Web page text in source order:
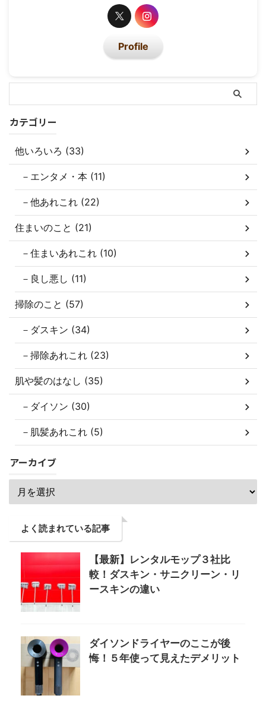
Profile
カテゴリー
他いろいろ (33)
－エンタメ・本 (11)
－他あれこれ (22)
住まいのこと (21)
－住まいあれこれ (10)
－良し悪し (11)
掃除のこと (57)
－ダスキン (34)
－掃除あれこれ (23)
肌や髪のはなし (35)
－ダイソン (30)
－肌髪あれこれ (5)
アーカイブ
よく読まれている記事
【最新】レンタルモップ３社比
較！ダスキン・サニクリーン・リ
ースキンの違い
ダイソンドライヤーのここが後
悔！５年使って見えたデメリット